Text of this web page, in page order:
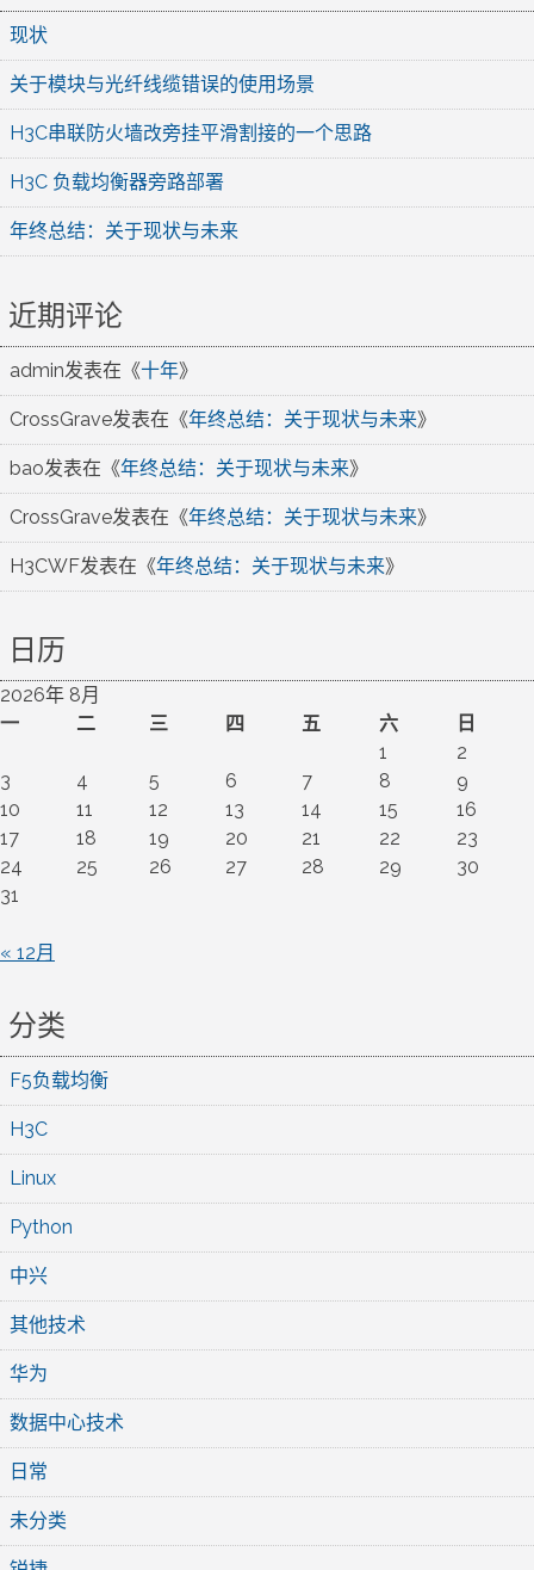
现状
关于模块与光纤线缆错误的使用场景
H3C串联防火墙改旁挂平滑割接的一个思路
H3C 负载均衡器旁路部署
年终总结：关于现状与未来
近期评论
admin发表在《十年》
CrossGrave发表在《年终总结：关于现状与未来》
bao发表在《年终总结：关于现状与未来》
CrossGrave发表在《年终总结：关于现状与未来》
H3CWF发表在《年终总结：关于现状与未来》
日历
2026年 8月
一
二 三 四 五 六
日
1
2
3
4 5 6 7 8
9
10
11 12 13 14 15
16
17
18 19 20 21 22
23
24
25 26 27 28 29
30
31
« 12月
分类
F5负载均衡
H3C
Linux
Python
中兴
其他技术
华为
数据中心技术
日常
未分类